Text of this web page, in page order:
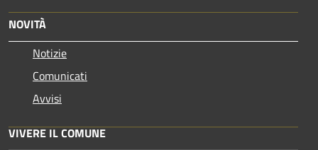
NOVITÀ
Notizie
Comunicati
Avvisi
VIVERE IL COMUNE